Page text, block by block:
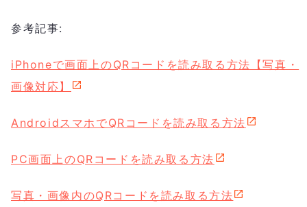
参考記事:
iPhoneで画面上のQRコードを読み取る方法【写真・
画像対応】
AndroidスマホでQRコードを読み取る方法
PC画面上のQRコードを読み取る方法
写真・画像内のQRコードを読み取る方法